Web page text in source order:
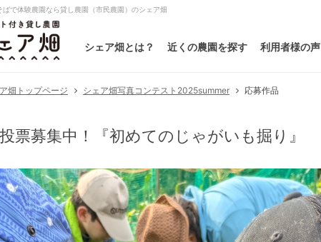
ばで体験農園なら貸し農園（市民農園）のシェア畑
シェア畑とは？ 近くの農園を探す 利用者様の声
畑トップページ シェア畑写真コンテスト2025summer 応募作品
投票募集中！『初めてのじゃがいも掘り』